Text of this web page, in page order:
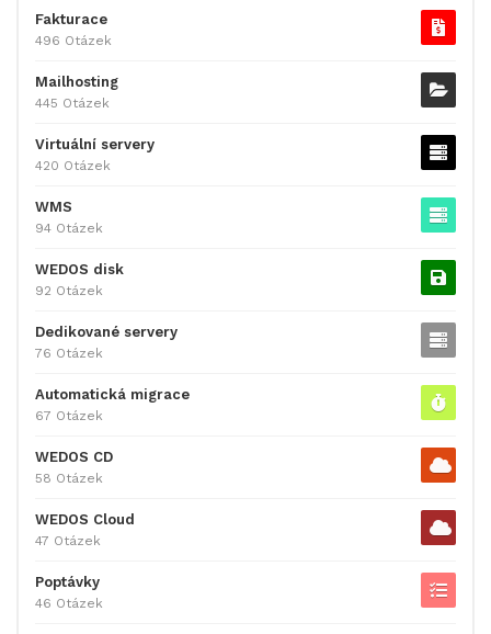
Fakturace
496 Otázek
Mailhosting
445 Otázek
Virtuální servery
420 Otázek
WMS
94 Otázek
WEDOS disk
92 Otázek
Dedikované servery
76 Otázek
Automatická migrace
67 Otázek
WEDOS CD
58 Otázek
WEDOS Cloud
47 Otázek
Poptávky
46 Otázek